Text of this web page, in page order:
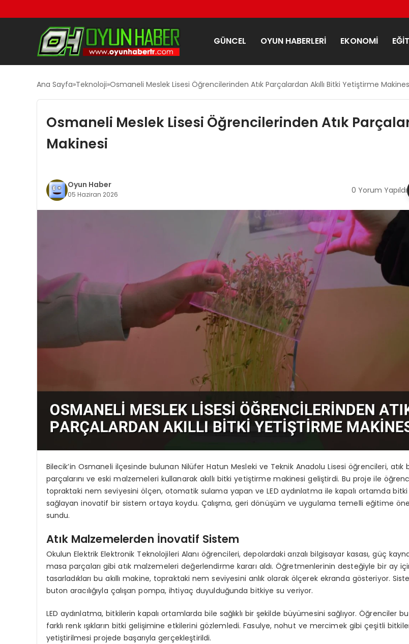
GÜNCEL OYUN HABERLERI EKONOMI
Ana Sayfa Teknoloji Osmaneli Meslek Lisesi Öğrencilerinden Atık Parçalardan Akıllı Bitki Yetiştirme
Osmaneli Meslek Lisesi Öğrencilerinden Atık
Makinesi
Oyun Haber
05 Haziran 2026 0 Yorum Yapıldı
Bilecik’in Osmaneli ilçesinde bulunan Nilüfer Hatun Mesleki ve Teknik Anadolu Lisesi öğrencileri, atık
parçalarını ve eski malzemeleri kullanarak akıllı bitki yetiştirme makinesi geliştirdi. Bu proje ile
topraktaki nem seviyesini ölçen, otomatik sulama yapan ve LED aydınlatma ile kapalı ortamda
sağlayan inovatif bir sistem ortaya koydu. Çalışma, geri dönüşüm ve uygulama temelli eğitime
sundu.
Atık Malzemelerden İnovatif Sistem
Okulun Elektrik Elektronik Teknolojileri Alanı öğrencileri, depolardaki arızalı bilgisayar kasası, güç
masa parçaları gibi atık malzemeleri değerlendirme kararı aldı. Öğretmenlerinin desteğiyle bir ay
tasarladıkları bu akıllı makine, topraktaki nem seviyesini anlık olarak ölçerek ekranda gösteriyor.
buton aracılığıyla çalışan pompa, ihtiyaç duyulduğunda bitkiye su veriyor.
LED aydınlatma, bitkilerin kapalı ortamlarda bile sağlıklı bir şekilde büyümesini sağlıyor. Öğrenciler
farklı renk ışıkların bitki gelişimine etkilerini gözlemledi. Fasulye, nohut ve mercimek gibi çeşitli
yetiştirilmesi projede başarıyla gerçekleştirildi.